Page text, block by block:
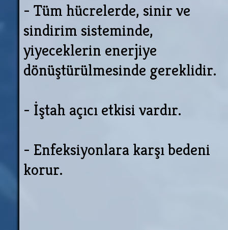
- Tüm hücrelerde, sinir ve
sindirim sisteminde,
yiyeceklerin enerjiye
dönüştürülmesinde gereklidir.
- İştah açıcı etkisi vardır.
- Enfeksiyonlara karşı bedeni
korur.